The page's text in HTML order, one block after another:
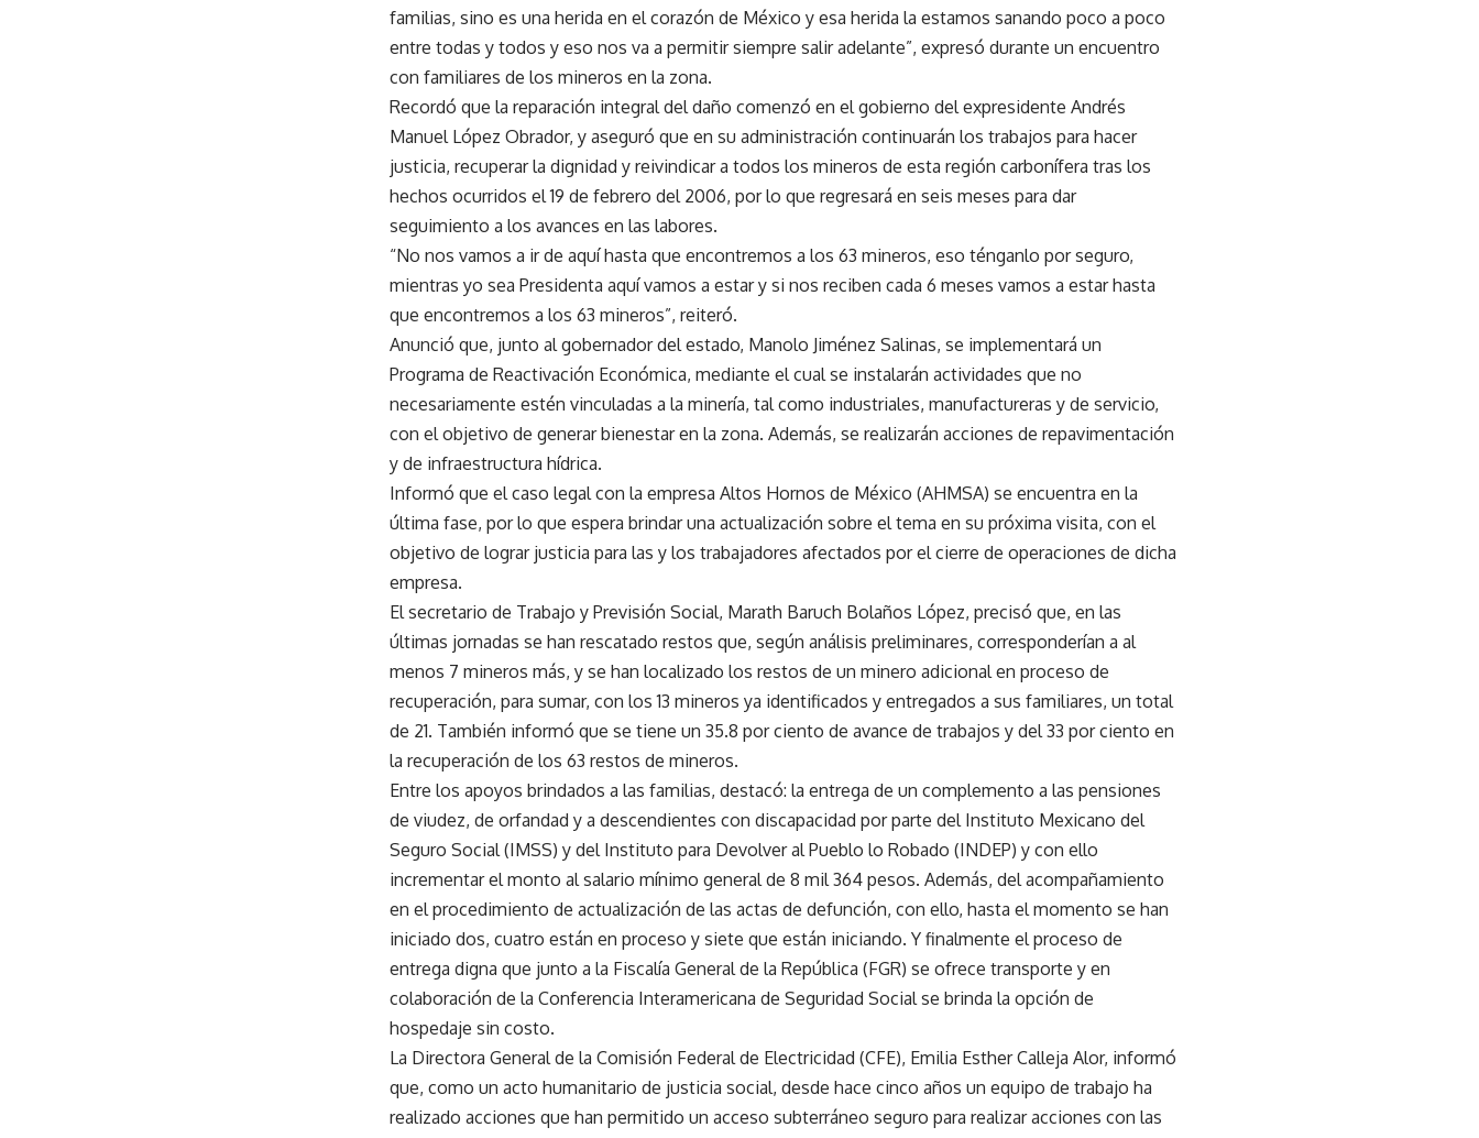
familias, sino es una herida en el corazón de México y esa herida la estamos sanando poco a poco
entre todas y todos y eso nos va a permitir siempre salir adelante”, expresó durante un encuentro
con familiares de los mineros en la zona.
Recordó que la reparación integral del daño comenzó en el gobierno del expresidente Andrés
Manuel López Obrador, y aseguró que en su administración continuarán los trabajos para hacer
justicia, recuperar la dignidad y reivindicar a todos los mineros de esta región carbonífera tras los
hechos ocurridos el 19 de febrero del 2006, por lo que regresará en seis meses para dar
seguimiento a los avances en las labores.
“No nos vamos a ir de aquí hasta que encontremos a los 63 mineros, eso ténganlo por seguro,
mientras yo sea Presidenta aquí vamos a estar y si nos reciben cada 6 meses vamos a estar hasta
que encontremos a los 63 mineros”, reiteró.
Anunció que, junto al gobernador del estado, Manolo Jiménez Salinas, se implementará un
Programa de Reactivación Económica, mediante el cual se instalarán actividades que no
necesariamente estén vinculadas a la minería, tal como industriales, manufactureras y de servicio,
con el objetivo de generar bienestar en la zona. Además, se realizarán acciones de repavimentación
y de infraestructura hídrica.
Informó que el caso legal con la empresa Altos Hornos de México (AHMSA) se encuentra en la
última fase, por lo que espera brindar una actualización sobre el tema en su próxima visita, con el
objetivo de lograr justicia para las y los trabajadores afectados por el cierre de operaciones de dicha
empresa.
El secretario de Trabajo y Previsión Social, Marath Baruch Bolaños López, precisó que, en las
últimas jornadas se han rescatado restos que, según análisis preliminares, corresponderían a al
menos 7 mineros más, y se han localizado los restos de un minero adicional en proceso de
recuperación, para sumar, con los 13 mineros ya identificados y entregados a sus familiares, un total
de 21. También informó que se tiene un 35.8 por ciento de avance de trabajos y del 33 por ciento en
la recuperación de los 63 restos de mineros.
Entre los apoyos brindados a las familias, destacó: la entrega de un complemento a las pensiones
de viudez, de orfandad y a descendientes con discapacidad por parte del Instituto Mexicano del
Seguro Social (IMSS) y del Instituto para Devolver al Pueblo lo Robado (INDEP) y con ello
incrementar el monto al salario mínimo general de 8 mil 364 pesos. Además, del acompañamiento
en el procedimiento de actualización de las actas de defunción, con ello, hasta el momento se han
iniciado dos, cuatro están en proceso y siete que están iniciando. Y finalmente el proceso de
entrega digna que junto a la Fiscalía General de la República (FGR) se ofrece transporte y en
colaboración de la Conferencia Interamericana de Seguridad Social se brinda la opción de
hospedaje sin costo.
La Directora General de la Comisión Federal de Electricidad (CFE), Emilia Esther Calleja Alor, informó
que, como un acto humanitario de justicia social, desde hace cinco años un equipo de trabajo ha
realizado acciones que han permitido un acceso subterráneo seguro para realizar acciones con las